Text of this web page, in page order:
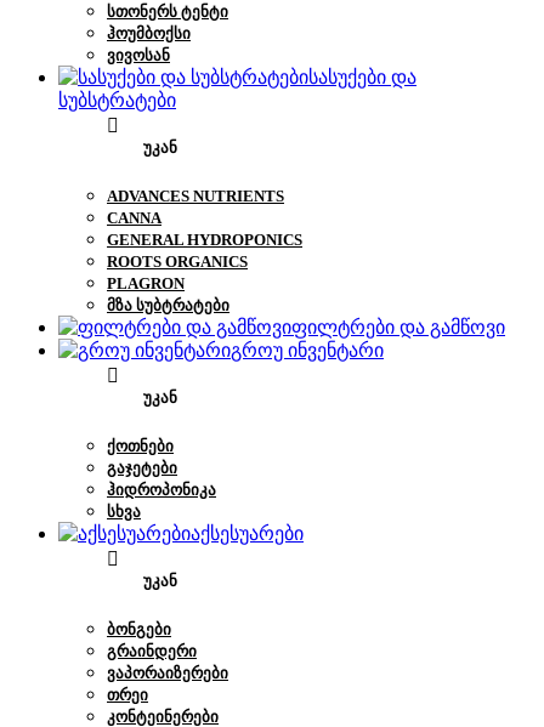
ᲡᲗᲝᲜᲔᲠᲡ ᲢᲔᲜᲢᲘ
ᲰᲝᲣᲛᲑᲝᲥᲡᲘ
ᲕᲘᲕᲝᲡᲐᲜ
სასუქები და
სუბსტრატები
ᲣᲙᲐᲜ
ADVANCES NUTRIENTS
CANNA
GENERAL HYDROPONICS
ROOTS ORGANICS
PLAGRON
ᲛᲖᲐ ᲡᲣᲑᲢᲠᲐᲢᲔᲑᲘ
ფილტრები და გამწოვი
გროუ ინვენტარი
ᲣᲙᲐᲜ
ᲥᲝᲗᲜᲔᲑᲘ
ᲒᲐᲯᲔᲢᲔᲑᲘ
ᲰᲘᲓᲠᲝᲞᲝᲜᲘᲙᲐ
ᲡᲮᲕᲐ
აქსესუარები
ᲣᲙᲐᲜ
ᲑᲝᲜᲒᲔᲑᲘ
ᲒᲠᲐᲘᲜᲓᲔᲠᲘ
ᲕᲐᲞᲝᲠᲐᲘᲖᲔᲠᲔᲑᲘ
ᲗᲠᲔᲘ
ᲙᲝᲜᲢᲔᲘᲜᲔᲠᲔᲑᲘ